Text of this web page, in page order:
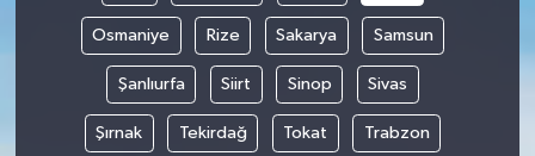
Osmaniye Rize Sakarya Samsun
Şanlıurfa Siirt Sinop Sivas
Şırnak Tekirdağ Tokat Trabzon